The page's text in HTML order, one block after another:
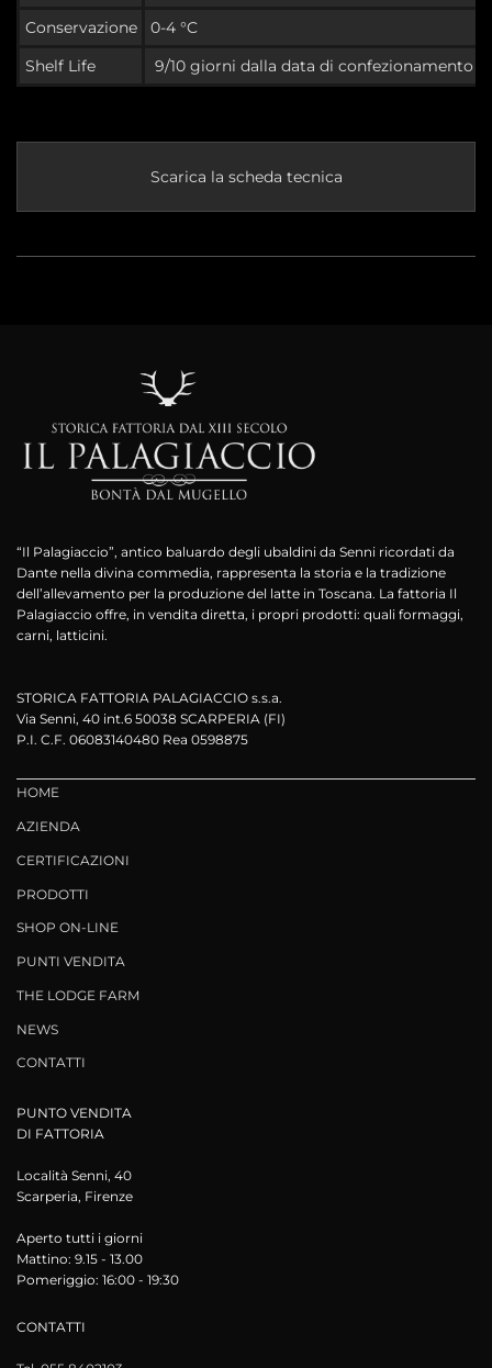
Conservazione
0-4 °C
Shelf Life
9/10 giorni dalla data di confezionamento
Scarica la scheda tecnica
“Il Palagiaccio”, antico baluardo degli ubaldini da Senni ricordati da
Dante nella divina commedia, rappresenta la storia e la tradizione
dell’allevamento per la produzione del latte in Toscana. La fattoria Il
Palagiaccio offre, in vendita diretta, i propri prodotti: quali formaggi,
carni, latticini.
STORICA FATTORIA PALAGIACCIO s.s.a.
Via Senni, 40 int.6 50038 SCARPERIA (FI)
P.I. C.F. 06083140480 Rea 0598875
HOME
AZIENDA
CERTIFICAZIONI
PRODOTTI
SHOP ON-LINE
PUNTI VENDITA
THE LODGE FARM
NEWS
CONTATTI
PUNTO VENDITA
DI FATTORIA
Località Senni, 40
Scarperia, Firenze
Aperto tutti i giorni
Mattino: 9.15 - 13.00
Pomeriggio: 16:00 - 19:30
CONTATTI